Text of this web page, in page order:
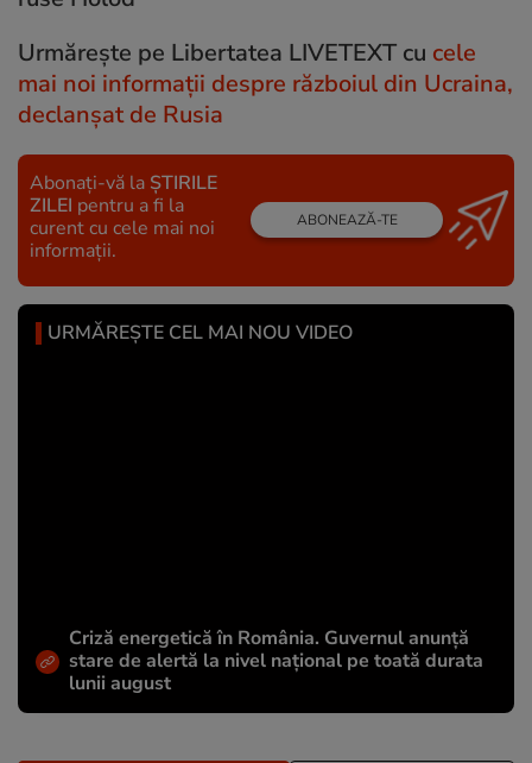
Urmărește pe Libertatea LIVETEXT cu cele
mai noi informații despre războiul din Ucraina,
declanșat de Rusia
Abonați-vă la ȘTIRILE
ZILEI pentru a fi la
curent cu cele mai noi
informații.
ABONEAZĂ-TE
URMĂREȘTE CEL MAI NOU VIDEO
Criză energetică în România. Guvernul anunță
stare de alertă la nivel național pe toată durata
lunii august